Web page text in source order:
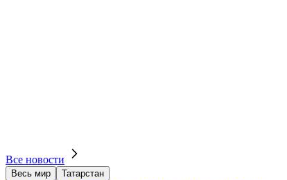
Все новости
Весь мир Татарстан